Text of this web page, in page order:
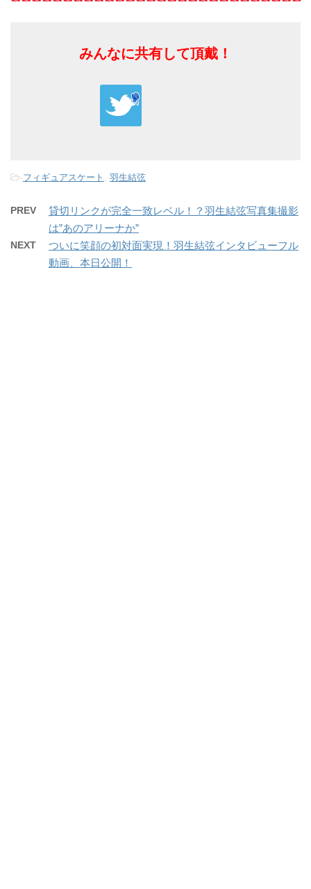
みんなに共有して頂戴！
-フィギュアスケート 羽生結弦
PREV
貸切リンクが完全一致レベル！？羽生結弦写真集撮影
は”あのアリーナか”
NEXT
ついに笑顔の初対面実現！羽生結弦インタビューフル
動画、本日公開！